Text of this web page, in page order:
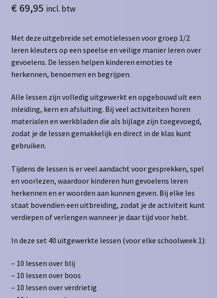
€69,95 incl. btw
Met deze uitgebreide set emotielessen voor groep 1/2
leren kleuters op een speelse en veilige manier leren over
gevoelens. De lessen helpen kinderen emoties te
herkennen, benoemen en begrijpen.
Alle lessen zijn volledig uitgewerkt en opgebouwd uit een
inleiding, kern en afsluiting. Bij veel activiteiten horen
materialen en werkbladen die als bijlage zijn toegevoegd,
zodat je de lessen gemakkelijk en direct in de klas kunt
gebruiken.
Tijdens de lessen is er veel aandacht voor gesprekken, spel
en voorlezen, waardoor kinderen hun gevoelens leren
herkennen en er woorden aan kunnen geven. Bij elke les
staat bovendien een uitbreiding, zodat je de activiteit kunt
verdiepen of verlengen wanneer je daar tijd voor hebt.
In deze set 40 uitgewerkte lessen (voor elke schoolweek 1):
– 10 lessen over blij
– 10 lessen over boos
– 10 lessen over verdrietig